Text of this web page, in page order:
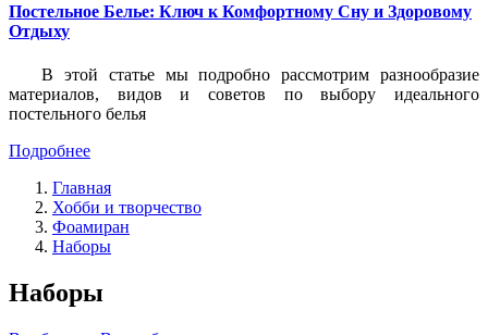
Постельное Белье: Ключ к Комфортному Сну и Здоровому
Отдыху
В этой статье мы подробно рассмотрим разнообразие
материалов, видов и советов по выбору идеального
постельного белья
Подробнее
Главная
Хобби и творчество
Фоамиран
Наборы
Наборы